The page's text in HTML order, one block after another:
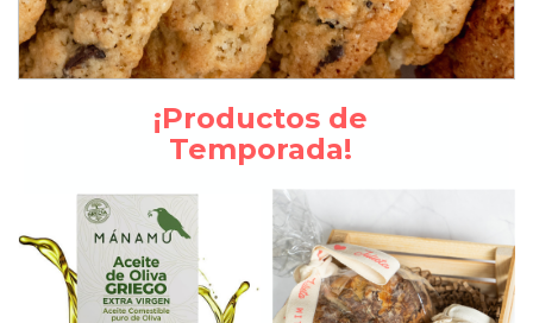
¡Productos de
Temporada!